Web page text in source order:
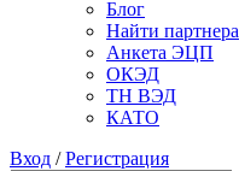
Блог
Найти партнера
Анкета ЭЦП
ОКЭД
ТН ВЭД
КАТО
Вход /Регистрация